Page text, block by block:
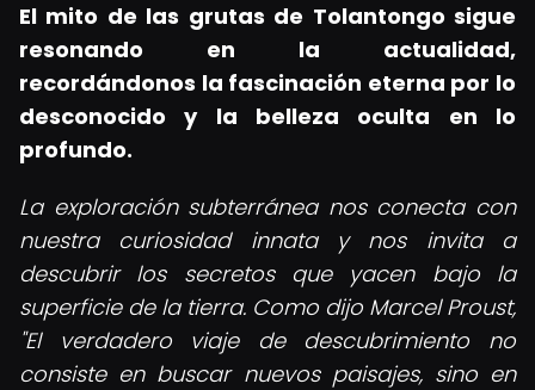
El mito de las grutas de Tolantongo sigue
resonando en la actualidad,
recordándonos la fascinación eterna por lo
desconocido y la belleza oculta en lo
profundo.
La exploración subterránea nos conecta con
nuestra curiosidad innata y nos invita a
descubrir los secretos que yacen bajo la
superficie de la tierra. Como dijo Marcel Proust,
"El verdadero viaje de descubrimiento no
consiste en buscar nuevos paisajes, sino en